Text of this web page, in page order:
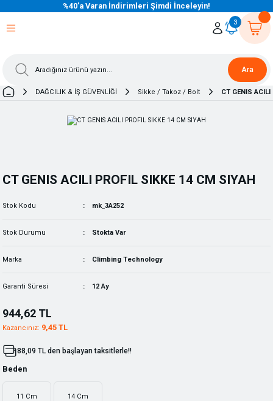
%40’a Varan İndirimleri Şimdi İnceleyin!
Ara
3
DAĞCILIK & İŞ GÜVENLİĞİ Sikke / Takoz / Bolt CT GENIS
CT GENIS ACILI PROFIL SIKKE 14 CM SIYAH
Stok Kodu mk_3A252
Stok Durumu Stokta Var
Marka Climbing Technology
Garanti Süresi 12 Ay
944,62 TL
Kazancınız: 9,45 TL
88,09 TL den başlayan taksitlerle!!
Beden
11 Cm 14 Cm